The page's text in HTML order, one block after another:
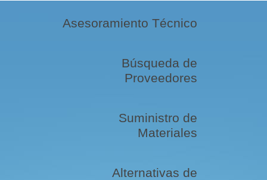
Asesoramiento Técnico
Búsqueda de
Proveedores
Suministro de
Materiales
Alternativas de